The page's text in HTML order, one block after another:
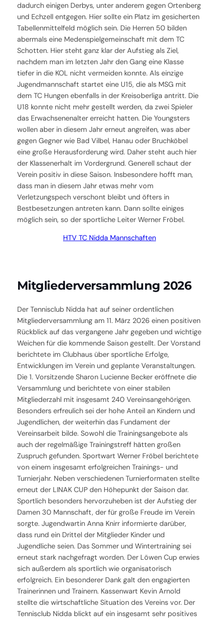
dadurch einigen Derbys, unter anderem gegen Ortenberg
und Echzell entgegen. Hier sollte ein Platz im gesicherten
Tabellenmittelfeld möglich sein. Die Herren 50 bilden
abermals eine Medenspielgemeinschaft mit dem TC
Schotten. Hier steht ganz klar der Aufstieg als Ziel,
nachdem man im letzten Jahr den Gang eine Klasse
tiefer in die KOL nicht vermeiden konnte. Als einzige
Jugendmannschaft startet eine U15, die als MSG mit
dem TC Hungen ebenfalls in der Kreisoberliga antritt. Die
U18 konnte nicht mehr gestellt werden, da zwei Spieler
das Erwachsenenalter erreicht hatten. Die Youngsters
wollen aber in diesem Jahr erneut angreifen, was aber
gegen Gegner wie Bad Vilbel, Hanau oder Bruchköbel
eine große Herausforderung wird. Daher steht auch hier
der Klassenerhalt im Vordergrund. Generell schaut der
Verein positiv in diese Saison. Insbesondere hofft man,
dass man in diesem Jahr etwas mehr vom
Verletzungspech verschont bleibt und öfters in
Bestbesetzungen antreten kann. Dann sollte einiges
möglich sein, so der sportliche Leiter Werner Fröbel.
HTV TC Nidda Mannschaften
Mitgliederversammlung 2026
Der Tennisclub Nidda hat auf seiner ordentlichen
Mitgliederversammlung am 11. März 2026 einen positiven
Rückblick auf das vergangene Jahr gegeben und wichtige
Weichen für die kommende Saison gestellt. Der Vorstand
berichtete im Clubhaus über sportliche Erfolge,
Entwicklungen im Verein und geplante Veranstaltungen.
Die 1. Vorsitzende Sharon Lucienne Becker eröffnete die
Versammlung und berichtete von einer stabilen
Mitgliederzahl mit insgesamt 240 Vereinsangehörigen.
Besonders erfreulich sei der hohe Anteil an Kindern und
Jugendlichen, der weiterhin das Fundament der
Vereinsarbeit bilde. Sowohl die Trainingsangebote als
auch der regelmäßige Trainingstreff hätten großen
Zuspruch gefunden. Sportwart Werner Fröbel berichtete
von einem insgesamt erfolgreichen Trainings- und
Turnierjahr. Neben verschiedenen Turnierformaten stellte
erneut der LINAK CUP den Höhepunkt der Saison dar.
Sportlich besonders hervorzuheben ist der Aufstieg der
Damen 30 Mannschaft, der für große Freude im Verein
sorgte. Jugendwartin Anna Knirr informierte darüber,
dass rund ein Drittel der Mitglieder Kinder und
Jugendliche seien. Das Sommer und Wintertraining sei
erneut stark nachgefragt worden. Der Löwen Cup erwies
sich außerdem als sportlich wie organisatorisch
erfolgreich. Ein besonderer Dank galt den engagierten
Trainerinnen und Trainern. Kassenwart Kevin Arnold
stellte die wirtschaftliche Situation des Vereins vor. Der
Tennisclub Nidda blickt auf ein insgesamt sehr positives